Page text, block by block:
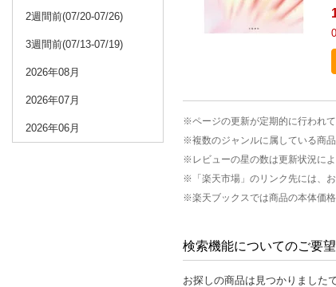
2週間前(07/20-07/26)
3週間前(07/13-07/19)
2026年08月
2026年07月
2026年06月
0
※ページの更新が定期的に行われ
※複数のジャンルに属している商
※レビューの星の数は更新状況に
※「楽天市場」のリンク先には、
※楽天ブックスでは商品の本体価
検索機能についてのご要
お探しの商品は見つかりました